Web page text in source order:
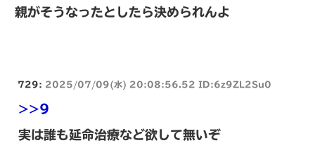
親がそうなったとしたら決められんよ
729: 2025/07/09(水) 20:08:56.52 ID:6z9ZL2Su0
>>9
実は誰も延命治療など欲して無いぞ